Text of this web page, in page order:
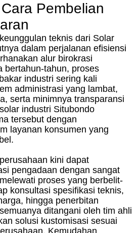
Pembelian
teknis dari Solar
dalam perjalanan efisiensi
alur birokrasi
bertahun-tahun, proses
industri sering kali
administrasi yang lambat,
serta minimnya transparansi
industri Situbondo
tersebut dengan
layanan konsumen yang
kini dapat
pengadaan dengan sangat
proses yang berbelit-
konsultasi spesifikasi teknis,
hingga penerbitan
ditangani oleh tim ahli
solusi kustomisasi sesuai
Kemudahan